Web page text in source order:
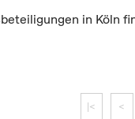
in Köln
|< <